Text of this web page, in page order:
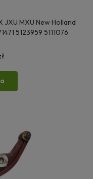
MXU New Holland
5123959 5111076